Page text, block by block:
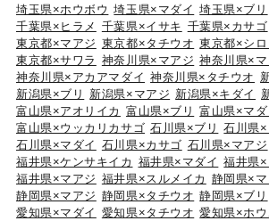
埼玉県×ホウボウ 埼玉県×マダイ 埼玉県×ブリ
千葉県×ヒラメ 千葉県×イサキ 千葉県×カサゴ
東京都×マアジ 東京都×タチウオ 東京都×シロ
東京都×サワラ 神奈川県×マアジ 神奈川県×マ
神奈川県×アカアマダイ 神奈川県×タチウオ
新潟県×ブリ
新潟県×マアジ 新潟県×キダイ
富山県×アオリイカ 富山県×ブリ 富山県×マダ
富山県×ウッカリカサゴ 石川県×ブリ
石川県×
石川県×マダイ 石川県×カサゴ 石川県×マアジ
福井県×ケンサキイカ 福井県×マダイ 福井県
福井県×マアジ 福井県×スルメイカ 静岡県×マ
静岡県×マアジ 静岡県×タチウオ 静岡県×ブリ
愛知県×マダイ 愛知県×タチウオ 愛知県×ホウ